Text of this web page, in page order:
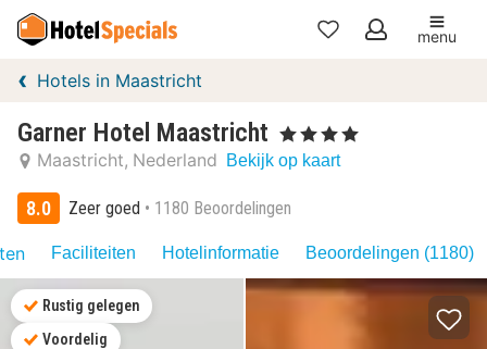
Mijn
menu
Hotels in Maastricht
Garner Hotel Maastricht , 4 Sterren
Maastricht Nederland Bekijk op kaart
8.0 Zeer goed 1180 Beoordelingen
Faciliteiten Hotelinformatie Beoordelingen (1180)
Rustig gelegen
Voordelig